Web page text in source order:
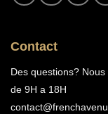
Contact
Des questions?
de 9H a 18H